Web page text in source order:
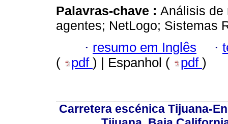
Palavras-chave : Análisis de
agentes; NetLogo; Sistemas
· resumo em Inglês ·
(
pdf ) | Espanhol ( pdf )
Carretera escénica Tijuana-